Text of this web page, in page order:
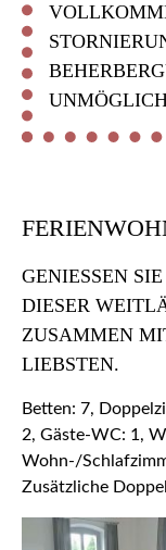
GENIESSEN
IESER
USAMMEN MIT
IEBSTEN.
Betten: 7,
2, Gäste-WC: 1,
Wohn-/
Zusätzliche